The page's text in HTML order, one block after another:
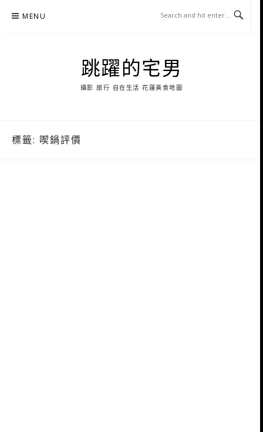
MENU
跳躍的宅男
攝影 旅行 自在生活 花蓮美食地圖
標籤: 喫鍋評價